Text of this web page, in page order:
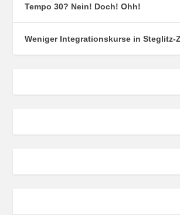
Tempo 30? Nein! Doch! Ohh!
Weniger Integrationskurse in Steglitz-